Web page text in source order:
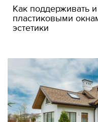
Как поддерживать
пластиковыми
эстетики